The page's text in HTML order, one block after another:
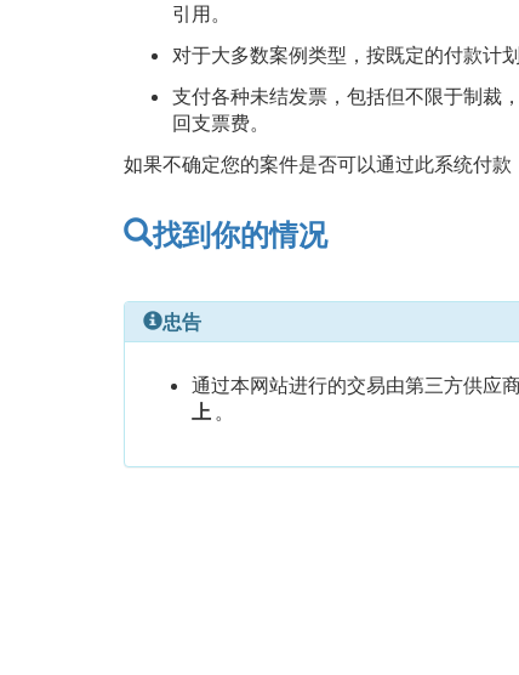
引用。
对于大多数案例类型，按既定的付款计
支付各种未结发票，包括但不限于制裁
回支票费。
如果不确定您的案件是否可以通过此系统付款
找到你的情况
忠告
通过本网站进行的交易由第三方供应
上 。